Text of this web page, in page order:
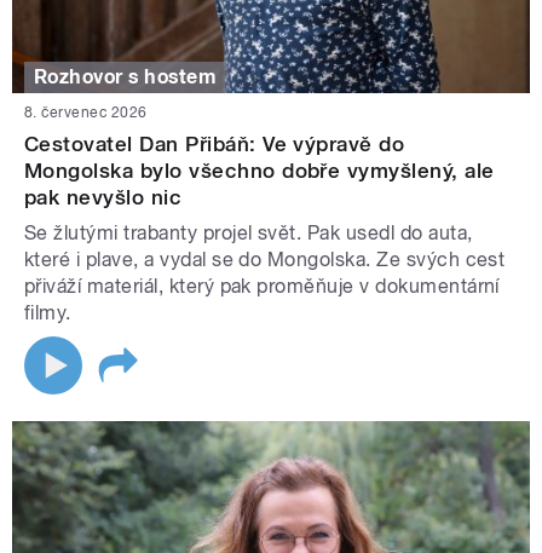
Rozhovor s hostem
8. červenec 2026
Cestovatel Dan Přibáň: Ve výpravě do
Mongolska bylo všechno dobře vymyšlený, ale
pak nevyšlo nic
Se žlutými trabanty projel svět. Pak usedl do auta,
které i plave, a vydal se do Mongolska. Ze svých cest
přiváží materiál, který pak proměňuje v dokumentární
filmy.